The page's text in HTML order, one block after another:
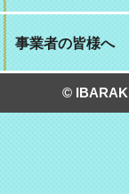
事業者の皆様へ
©